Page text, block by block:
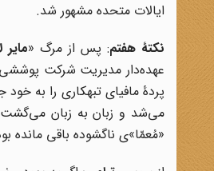
ایالات متحده مشهور شد.
نکتۀ هفتم: پس از مرگ «
عهده‌دار مدیریت شرکت
پردۀ مافیای تبهکاری را به
می‌شد و زبان به زبان می‌گشت،
«مُعمّا»ی ناگشوده باقی مانده